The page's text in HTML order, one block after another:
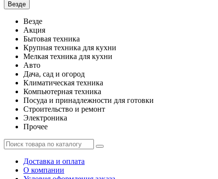
Везде
Везде
Акция
Бытовая техника
Крупная техника для кухни
Мелкая техника для кухни
Авто
Дача, сад и огород
Климатическая техника
Компьютерная техника
Посуда и принадлежности для готовки
Строительство и ремонт
Электроника
Прочее
Доставка и оплата
О компании